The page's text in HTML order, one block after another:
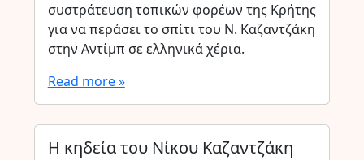
συστράτευση τοπικών φορέων της Κρήτης
για να περάσει το σπίτι του Ν. Καζαντζάκη
στην Αντίμπ σε ελληνικά χέρια.
Read more »
Η κηδεία του Νίκου Καζαντζάκη